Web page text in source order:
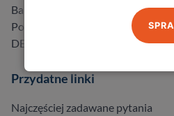
Barański
Pol-Skone
DELTA
Przydatne linki
Najczęściej zadawane pytania